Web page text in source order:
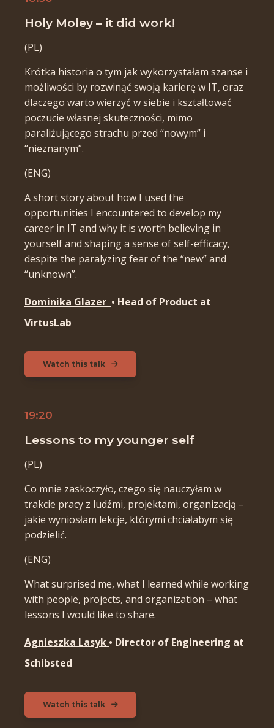
Holy Moley – it did work!
(PL)
Krótka historia o tym jak wykorzystałam szanse i
możliwości by rozwinąć swoją karierę w IT, oraz
dlaczego warto wierzyć w siebie i kształtować
poczucie własnej skuteczności, mimo
paraliżującego strachu przed “nowym” i
“nieznanym”.
(ENG)
A short story about how I used the
opportunities I encountered to develop my
career in IT and why it is worth believing in
yourself and shaping a sense of self-efficacy,
despite the paralyzing fear of the “new” and
“unknown”.
Dominika Glazer • Head of Product at
VirtusLab
Watch this talk
19:20
Lessons to my younger self
(PL)
Co mnie zaskoczyło, czego się nauczyłam w
trakcie pracy z ludźmi, projektami, organizacją –
jakie wyniosłam lekcje, którymi chciałabym się
podzielić.
(ENG)
What surprised me, what I learned while working
with people, projects, and organization – what
lessons I would like to share.
Agnieszka Lasyk • Director of Engineering at
Schibsted
Watch this talk